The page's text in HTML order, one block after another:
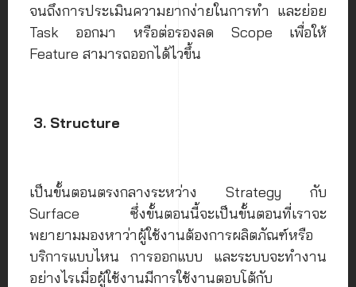
จนถึงการประเมินความยากง่ายในการทำ และย่อย
Task ออกมา หรือต่อรองลด Scope เพื่อให้
Feature สามารถออกได้ไวขึ้น
3. Structure
เป็นขั้นตอนตรงกลางระหว่าง Strategy กับ
Surface ซึ่งขั้นตอนนี้จะเป็นขั้นตอนที่เราจะ
พยายามมองหาว่าผู้ใช้งานต้องการผลิตภัณฑ์หรือ
บริการแบบไหน การออกแบบ และระบบจะทำงาน
อย่างไรเมื่อผู้ใช้งานมีการใช้งานตอบโต้กับ